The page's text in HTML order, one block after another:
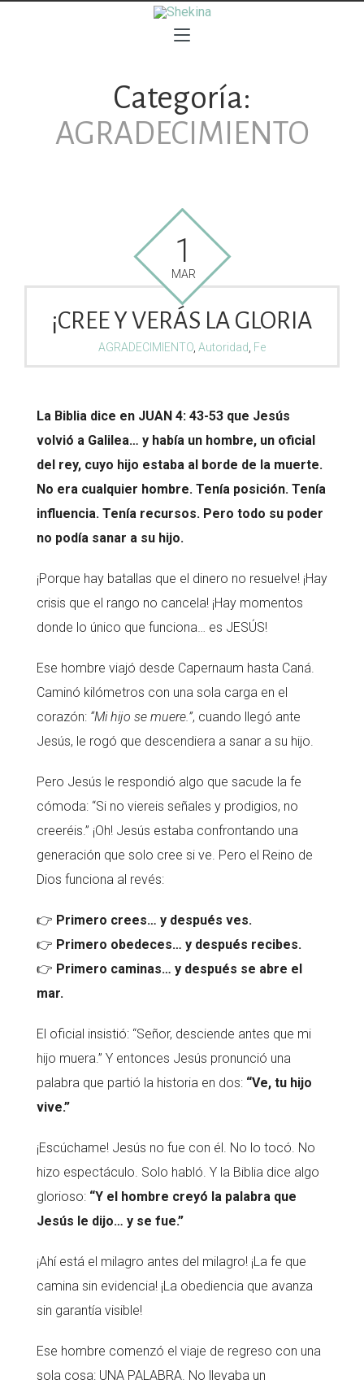
Categoría:
AGRADECIMIENTO
1
MAR
¡CREE Y VERÁS LA GLORIA
AGRADECIMIENTO Autoridad Fe
La Biblia dice en JUAN 4: 43-53 que Jesús
volvió a Galilea… y había un hombre, un oficial
del rey, cuyo hijo estaba al borde de la muerte.
No era cualquier hombre. Tenía posición. Tenía
influencia. Tenía recursos. Pero todo su poder
no podía sanar a su hijo.
¡Porque hay batallas que el dinero no resuelve! ¡Hay
crisis que el rango no cancela! ¡Hay momentos
donde lo único que funciona… es JESÚS!
Ese hombre viajó desde Capernaum hasta Caná.
Caminó kilómetros con una sola carga en el
corazón: “Mi hijo se muere.”, cuando llegó ante
Jesús, le rogó que descendiera a sanar a su hijo.
Pero Jesús le respondió algo que sacude la fe
cómoda: “Si no viereis señales y prodigios, no
creeréis.” ¡Oh! Jesús estaba confrontando una
generación que solo cree si ve. Pero el Reino de
Dios funciona al revés:
👉 Primero crees… y después ves.
👉 Primero obedeces… y después recibes.
👉 Primero caminas… y después se abre el
mar.
El oficial insistió: “Señor, desciende antes que mi
hijo muera.” Y entonces Jesús pronunció una
palabra que partió la historia en dos: “Ve, tu hijo
vive.”
¡Escúchame! Jesús no fue con él. No lo tocó. No
hizo espectáculo. Solo habló. Y la Biblia dice algo
glorioso: “Y el hombre creyó la palabra que
Jesús le dijo… y se fue.”
¡Ahí está el milagro antes del milagro! ¡La fe que
camina sin evidencia! ¡La obediencia que avanza
sin garantía visible!
Ese hombre comenzó el viaje de regreso con una
sola cosa: UNA PALABRA. No llevaba un